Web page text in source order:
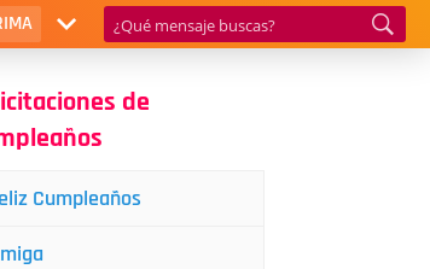
de
Cumpleaños